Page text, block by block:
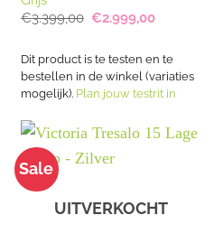
€3.399,00 Oorspronkelijke
€3.399,00.
€2.999,00Huidige
Dit product is te testen en te
bestellen in de winkel (variaties
mogelijk). Plan jouw testrit in
Sale
UITVERKOCHT